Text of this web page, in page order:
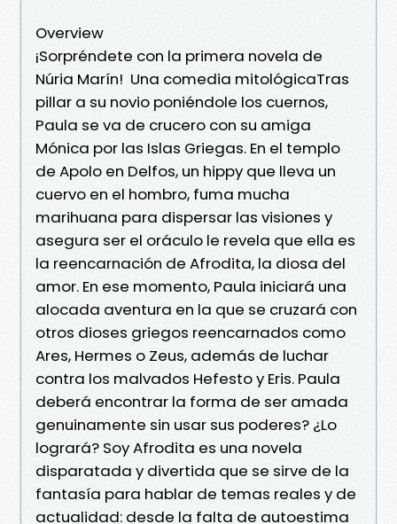
Overview
¡Sorpréndete con la primera novela de
Núria Marín! Una comedia mitológicaTras
pillar a su novio poniéndole los cuernos,
Paula se va de crucero con su amiga
Mónica por las Islas Griegas. En el templo
de Apolo en Delfos, un hippy que lleva un
cuervo en el hombro, fuma mucha
marihuana para dispersar las visiones y
asegura ser el oráculo le revela que ella es
la reencarnación de Afrodita, la diosa del
amor. En ese momento, Paula iniciará una
alocada aventura en la que se cruzará con
otros dioses griegos reencarnados como
Ares, Hermes o Zeus, además de luchar
contra los malvados Hefesto y Eris. Paula
deberá encontrar la forma de ser amada
genuinamente sin usar sus poderes? ¿Lo
logrará? Soy Afrodita es una novela
disparatada y divertida que se sirve de la
fantasía para hablar de temas reales y de
actualidad: desde la falta de autoestima